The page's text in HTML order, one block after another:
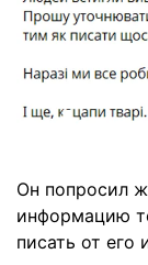
Он попросил
информацию
писать от его